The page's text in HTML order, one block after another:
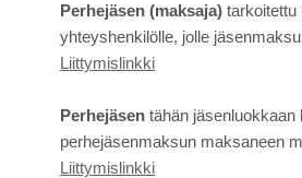
Perhejäsen (maksaja) tarkoitettu
yhteyshenkilölle, jolle
Liittymislinkki
Perhejäsen tähän jäsenluokkaan
perhejäsenmaksun maksaneen
Liittymislinkki